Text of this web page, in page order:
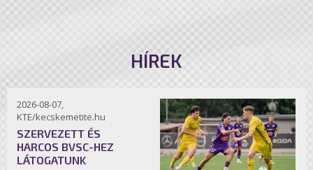
HÍREK
2026-08-07,
KTE/kecskemetite.hu
SZERVEZETT ÉS
HARCOS BVSC-HEZ
LÁTOGATUNK